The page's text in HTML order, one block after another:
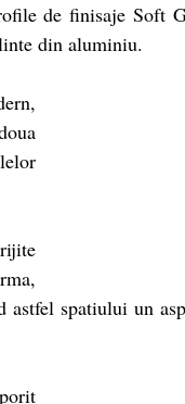
de finisaje Soft
din aluminiu.
astfel spatiului un